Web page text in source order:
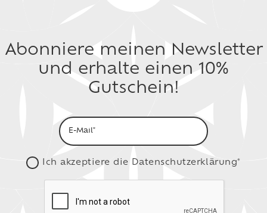
Abonniere meinen Newsletter
und erhalte einen 10%
Gutschein!
Ich akzeptiere die Datenschutzerklärung*